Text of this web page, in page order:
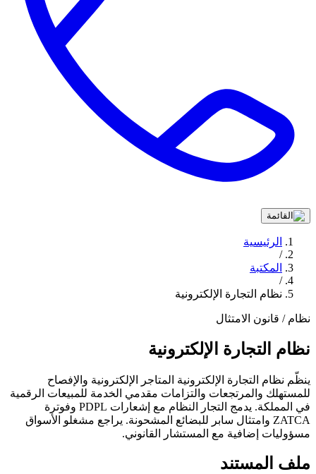
الرئيسية
/
المكتبة
/
نظام التجارة الإلكترونية
نظام / قانون الامتثال
نظام التجارة الإلكترونية
ينظّم نظام التجارة الإلكترونية المتاجر الإلكترونية والإفصاح
للمستهلك والمرتجعات والتزامات مقدمي الخدمة للمبيعات الرقمية
في المملكة. يدمج التجار النظام مع إشعارات PDPL وفوترة
ZATCA وامتثال سابر للبضائع المشحونة. يراجع مشغلو الأسواق
مسؤوليات إضافية مع المستشار القانوني.
ملف المستند